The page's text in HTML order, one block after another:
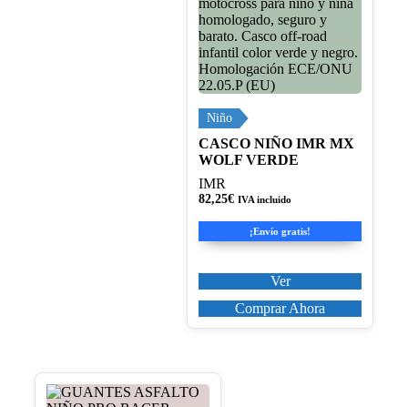
Niño
CASCO NIÑO IMR MX
WOLF VERDE
IMR
82,25€ IVA incluido
¡Envío gratis!
Ver
múltiples
variantes.
Las
opciones
se
elegir
en
la
página
de
producto
Comprar Ahora
Este